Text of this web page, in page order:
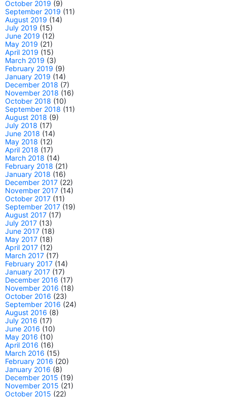
October 2019 (9)
September 2019 (11)
August 2019 (14)
July 2019 (15)
June 2019 (12)
May 2019 (21)
April 2019 (15)
March 2019 (3)
February 2019 (9)
January 2019 (14)
December 2018 (7)
November 2018 (16)
October 2018 (10)
September 2018 (11)
August 2018 (9)
July 2018 (17)
June 2018 (14)
May 2018 (12)
April 2018 (17)
March 2018 (14)
February 2018 (21)
January 2018 (16)
December 2017 (22)
November 2017 (14)
October 2017 (11)
September 2017 (19)
August 2017 (17)
July 2017 (13)
June 2017 (18)
May 2017 (18)
April 2017 (12)
March 2017 (17)
February 2017 (14)
January 2017 (17)
December 2016 (17)
November 2016 (18)
October 2016 (23)
September 2016 (24)
August 2016 (8)
July 2016 (17)
June 2016 (10)
May 2016 (10)
April 2016 (16)
March 2016 (15)
February 2016 (20)
January 2016 (8)
December 2015 (19)
November 2015 (21)
October 2015 (22)